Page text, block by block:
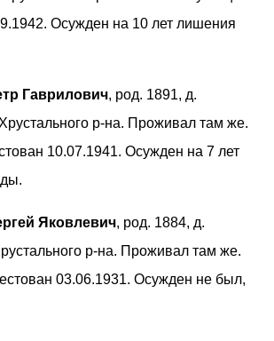
Осужден на 10 лет лишения
Гаврилович, род. 1891, д.
р-на. Проживал там же.
10.07.1941. Осужден на 7 лет
Яковлевич, род. 1884, д.
р-на. Проживал там же.
03.06.1931. Осужден не был,